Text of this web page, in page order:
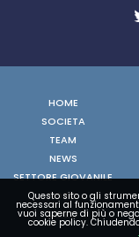
HOME
SOCIETA
TEAM
NEWS
SETTORE GIOVANILE
FOTO
VIDEO
Questo sito o gli
necessari al
vuoi saperne di più o
cookie policy.